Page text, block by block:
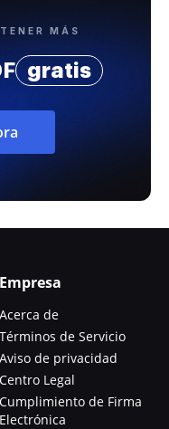
MÁS
gratis
Empresa
Acerca de
Términos de Servicio
Aviso de privacidad
Centro Legal
Cumplimiento de Firma
Electrónica